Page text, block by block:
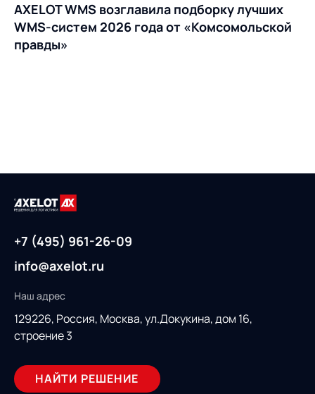
AXELOT WMS возглавила подборку лучших
WMS-систем 2026 года от «Комсомольской
правды»
+7 (495) 961-26-09
info@axelot.ru
Наш адрес
129226, Россия, Москва, ул.Докукина, дом 16,
строение 3
НАЙТИ РЕШЕНИЕ